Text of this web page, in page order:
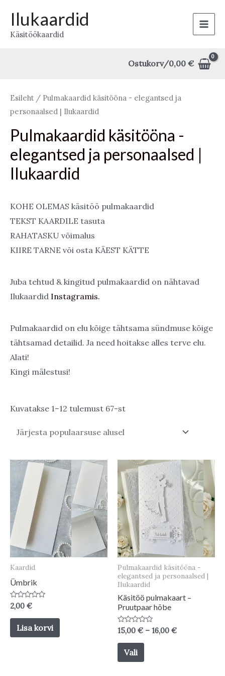
content
Ilukaardid
Käsitöökaardid
Main
Ostukorv/0,00 €
Esileht / Pulmakaardid käsitööna - elegantsed ja
personaalsed | Ilukaardid
Pulmakaardid käsitööna -
elegantsed ja personaalsed |
Ilukaardid
KOHE OLEMAS käsitöö pulmakaardid
TEKST KAARDILE tasuta
RAHATASKU võimalus
KIIRE TARNE või osta KÄEST KÄTTE
Juba tehtud & kingitud pulmakaardid on nähtavad
Ilukaardid Instagramis.
Pulmakaardid on elu kõige tähtsama sündmuse kõige
tähtsamad detailid. Ja need hoitakse alles terve elu.
Alati!
Kingi mälestusi!
Kuvatakse 1–12 tulemust 67-stSorted
Kaardid
Ümbrik
Hinnanguga
0
/
2,00 €
Lisa korvi
Pulmakaardid käsitööna -
elegantsed ja personaalsed |
Ilukaardid
Käsitöö pulmakaart –
Pruutpaar hõbe
Hinnanguga
0
/
15,00 € – 16,00 €Price
Vali
This
product